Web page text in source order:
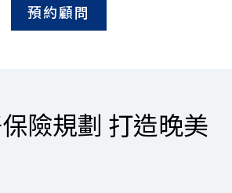
預約顧問
險規劃 打造晚美